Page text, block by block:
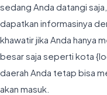
sedang Anda datangi
dapatkan informasinya
khawatir jika Anda hanya
besar saja seperti kota
daerah Anda tetap bisa
akan masuk.